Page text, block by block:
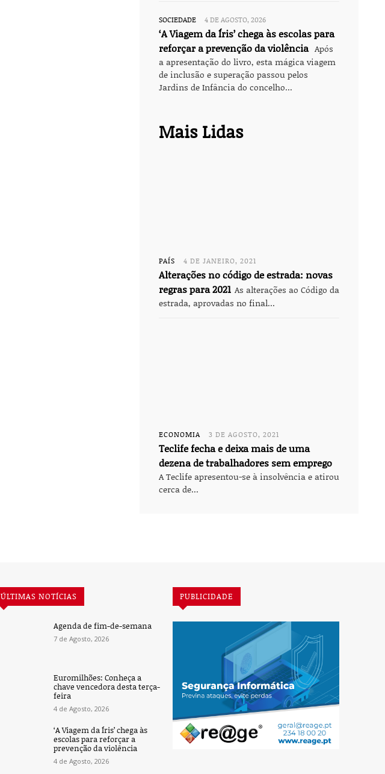
SOCIEDADE 4 DE AGOSTO, 2026
‘A Viagem da Íris’ chega às escolas para
reforçar a prevenção da violência Após
a apresentação do livro, esta mágica viagem
de inclusão e superação passou pelos
Jardins de Infância do concelho...
Mais Lidas
PAÍS 4 DE JANEIRO, 2021
Alterações no código de estrada: novas
regras para 2021 As alterações ao Código da
estrada, aprovadas no final...
ECONOMIA 3 DE AGOSTO, 2021
Teclife fecha e deixa mais de uma
dezena de trabalhadores sem emprego
A Teclife apresentou-se à insolvência e atirou
cerca de...
ÚLTIMAS NOTÍCIAS
Agenda de fim-de-semana
7 de Agosto, 2026
Euromilhões: Conheça a
chave vencedora desta terça-
feira
4 de Agosto, 2026
‘A Viagem da Íris’ chega às
escolas para reforçar a
prevenção da violência
4 de Agosto, 2026
PUBLICIDADE